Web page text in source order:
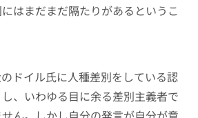
はまだまだ隔たりがあるというこ
ドイル氏に人種差別をしている認
、いわゆる目に余る差別主義者で